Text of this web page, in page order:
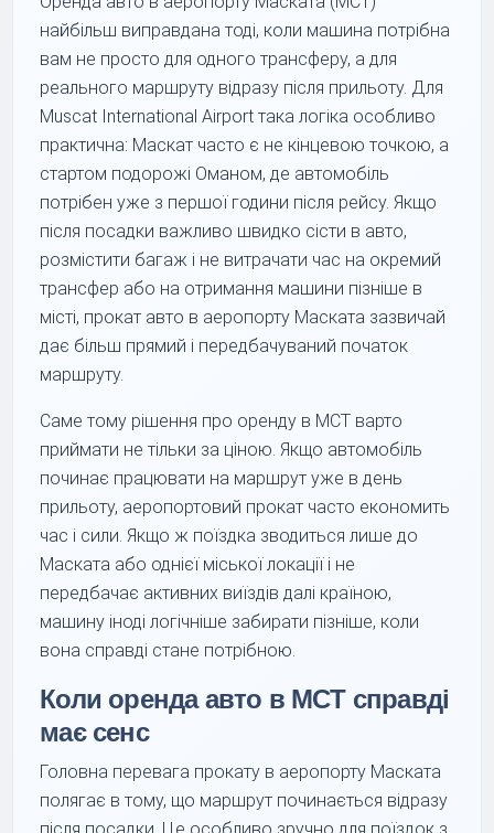
найбільш виправдана тоді, коли машина потрібна
вам не просто для одного трансферу, а для
реального маршруту відразу після прильоту. Для
Muscat International Airport така логіка особливо
практична: Маскат часто є не кінцевою точкою, а
стартом подорожі Оманом, де автомобіль
потрібен уже з першої години після рейсу. Якщо
після посадки важливо швидко сісти в авто,
розмістити багаж і не витрачати час на окремий
трансфер або на отримання машини пізніше в
місті, прокат авто в аеропорту Маската зазвичай
дає більш прямий і передбачуваний початок
маршруту.
Саме тому рішення про оренду в MCT варто
приймати не тільки за ціною. Якщо автомобіль
починає працювати на маршрут уже в день
прильоту, аеропортовий прокат часто економить
час і сили. Якщо ж поїздка зводиться лише до
Маската або однієї міської локації і не
передбачає активних виїздів далі країною,
машину іноді логічніше забирати пізніше, коли
вона справді стане потрібною.
Коли оренда авто в MCT справді
має сенс
Головна перевага прокату в аеропорту Маската
полягає в тому, що маршрут починається відразу